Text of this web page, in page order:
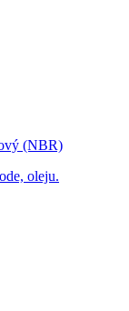
(NBR)
oleju.